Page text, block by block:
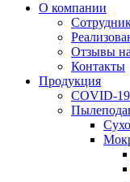
О компании
Отзывы
Контакты
Продукция
COVID-